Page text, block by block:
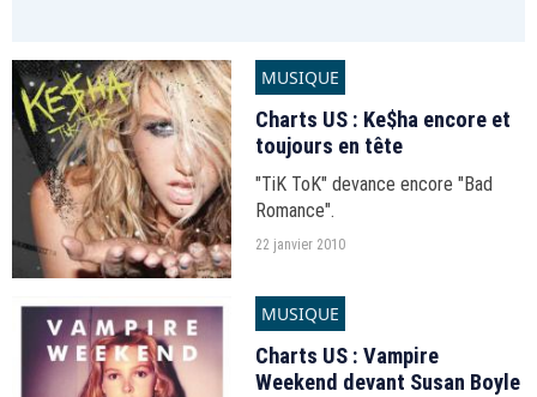
MUSIQUE
Charts US : Ke$ha encore et
toujours en tête
"TiK ToK" devance encore "Bad
Romance".
22 janvier 2010
MUSIQUE
Charts US : Vampire
Weekend devant Susan Boyle